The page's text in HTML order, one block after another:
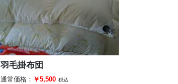
羽毛掛布団
通常価格： ￥5,500 税込